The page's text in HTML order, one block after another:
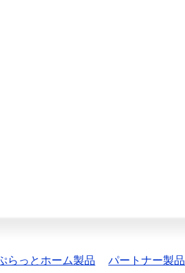
らっとホーム製品 パートナー製品